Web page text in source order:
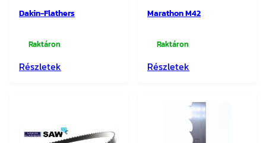
Dakin-Flathers
Raktáron
Részletek
Marathon M42
Raktáron
Részletek